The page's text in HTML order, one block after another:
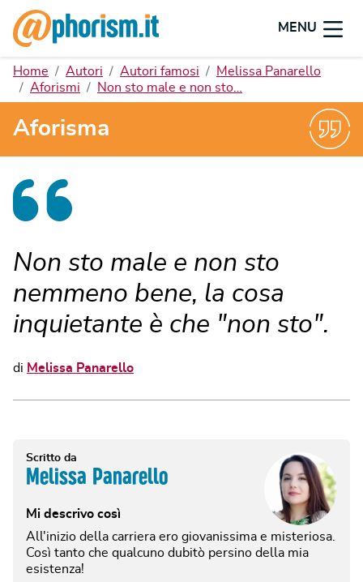
MENU
Home Autori Autori famosi
Melissa Panarello
Aforismi
Non sto male e non sto…
Aforisma
Non sto male e non sto
nemmeno bene, la cosa
inquietante è che "non sto".
di Melissa Panarello
Scritto da
Melissa Panarello
Mi descrivo così
All'inizio della carriera ero giovanissima e misteriosa.
Così tanto che qualcuno dubitò persino della mia
esistenza!